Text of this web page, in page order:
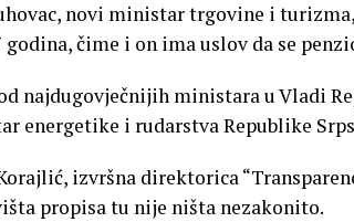
novi ministar trgovine i
godina, čime i on ima uslov da se
najdugovječnijih ministara u Vladi
energetike i rudarstva Republike
izvršna direktorica
propisa tu nije ništa nezakonito.